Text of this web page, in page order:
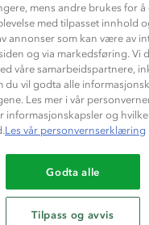
Du betaler enkelt med
mens andre brukes for å
med tilpasset innhold
annonser som kan være av
og via markedsføring. Vi
våre samarbeidspartnere,
du vil godta alle
Les mer i vår
informasjonskapsler og
Les vår personvernserklæring
Godta alle
Tilpass og avvis